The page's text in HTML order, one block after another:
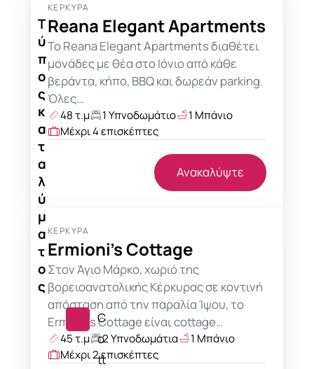
Τ
ύ
π
ο
ς
κ
α
τ
α
λ
ύ
μ
α
τ
ο
ς
C
o
tt
ΚΈΡΚΥΡΑ
Reana Elegant Apartments
Το Reana Elegant Apartments διαθέτει
μονάδες με θέα στο Ιόνιο από κάθε
βεράντα, κήπο, BBQ και δωρεάν parking.
Όλες…
48 τ.μ 1 Υπνοδωμάτιο
1 Μπάνιο
Μέχρι 4 επισκέπτες
Ανακαλύψτε
ΚΈΡΚΥΡΑ
Ermioni’s Cottage
Στον Άγιο Μάρκο, χωριό της
βορειοανατολικής Κέρκυρας σε κοντινή
απόσταση από την παραλία Ίψου, το
Ermioni's Cottage είναι cottage…
45 τ.μ 2 Υπνοδωμάτια
1 Μπάνιο
Μέχρι 2 επισκέπτες